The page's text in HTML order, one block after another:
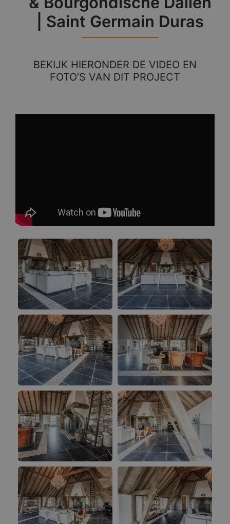
| Saint Germain Duras
BEKIJK HIERONDER DE VIDEO EN
FOTO’S VAN DIT PROJECT